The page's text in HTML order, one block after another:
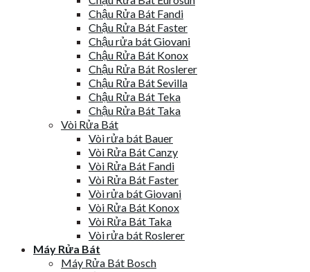
Chậu Rửa Bát Fandi
Chậu Rửa Bát Faster
Chậu rửa bát Giovani
Chậu Rửa Bát Konox
Chậu Rửa Bát Roslerer
Chậu Rửa Bát Sevilla
Chậu Rửa Bát Teka
Chậu Rửa Bát Taka
Vòi Rửa Bát
Vòi rửa bát Bauer
Vòi Rửa Bát Canzy
Vòi Rửa Bát Fandi
Vòi Rửa Bát Faster
Vòi rửa bát Giovani
Vòi Rửa Bát Konox
Vòi Rửa Bát Taka
Vòi rửa bát Roslerer
Máy Rửa Bát
Máy Rửa Bát Bosch